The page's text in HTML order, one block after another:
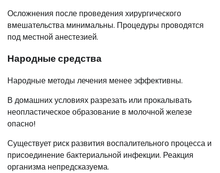
Осложнения после проведения хирургического
вмешательства минимальны. Процедуры проводятся
под местной анестезией.
Народные средства
Народные методы лечения менее эффективны.
В домашних условиях разрезать или прокалывать
неопластическое образование в молочной железе
опасно!
Существует риск развития воспалительного процесса и
присоединение бактериальной инфекции. Реакция
организма непредсказуема.